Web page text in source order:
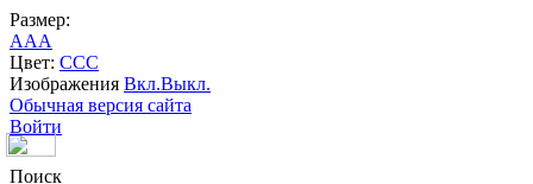
Размер:
AAA
Цвет: CCC
Изображения Вкл.Выкл.
Обычная версия сайта
Войти
Поиск